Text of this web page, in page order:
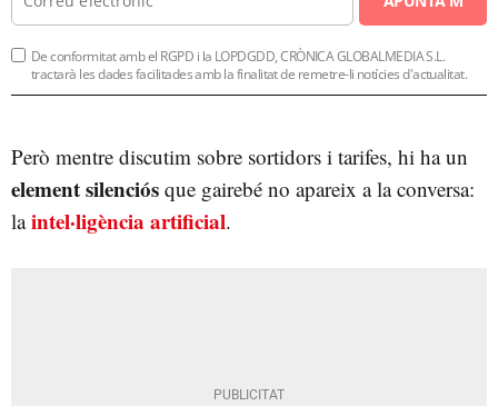
De conformitat amb el RGPD i la LOPDGDD, CRÒNICA GLOBALMEDIA S.L.
tractarà les dades facilitades amb la finalitat de remetre-li notícies d'actualitat.
Però mentre discutim sobre sortidors i tarifes, hi ha un
element silenciós que gairebé no apareix a la conversa:
laintel·ligència artificial.